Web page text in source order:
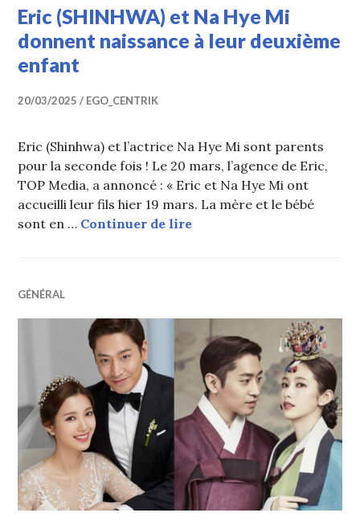
Eric (SHINHWA) et Na Hye Mi
donnent naissance à leur deuxième
enfant
20/03/2025 EGO_CENTRIK
Eric (Shinhwa) et l’actrice Na Hye Mi sont parents
pour la seconde fois ! Le 20 mars, l’agence de Eric,
TOP Media, a annoncé : « Eric et Na Hye Mi ont
accueilli leur fils hier 19 mars. La mère et le bébé
sont en … Continuer de lireEric (SHINHWA) et Na
GÉNÉRAL